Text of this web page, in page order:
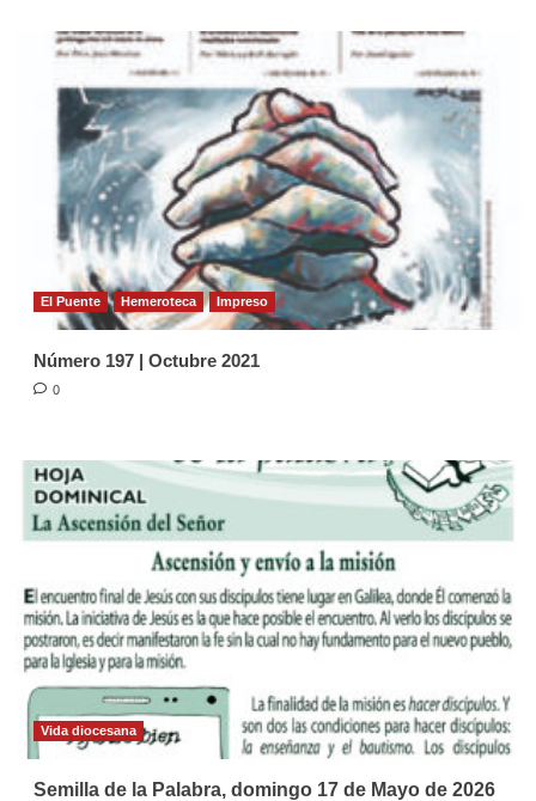
El Puente Hemeroteca Impreso
Número 197 | Octubre 2021
0
Vida diocesana
Semilla de la Palabra, domingo 17 de Mayo de 2026